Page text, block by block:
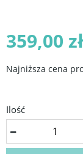
359,00 zł
Najniższa cena
Ilość